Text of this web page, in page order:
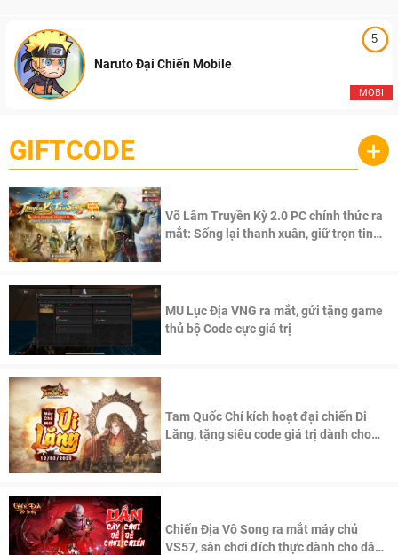
5
MOBI
Naruto Đại Chiến Mobile
GIFTCODE +
Võ Lâm Truyền Kỳ 2.0 PC chính thức ra
mắt: Sống lại thanh xuân, giữ trọn tinh
MU Lục Địa VNG ra mắt, gửi tặng game
thủ bộ Code cực giá trị
Tam Quốc Chí kích hoạt đại chiến Di
Lăng, tặng siêu code giá trị dành cho
Chiến Địa Vô Song ra mắt máy chủ
VS57, sân chơi đích thực dành cho dân